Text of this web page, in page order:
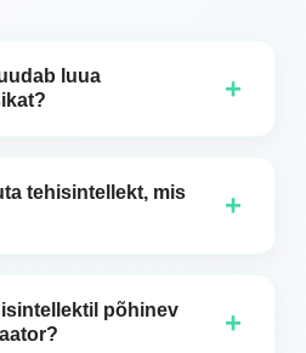
luua
+
Tänu masinõppe ja sügavate
suudab tehisintellekt nüüd
SongGen.net võimeline
algoritme, et
tehisintellekt, mis
+
luua muusikat, sealhulgas
SongGen.net õõs AI-
põhinev
+